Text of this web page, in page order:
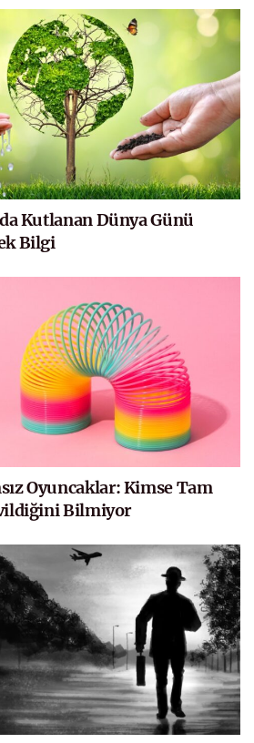
Kutlanan Dünya Günü
Bilgi
Oyuncaklar: Kimse Tam
Bilmiyor